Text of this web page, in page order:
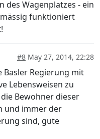
des Wagenplatzes - ein
funktioniert
#8 May 27, 2014, 22:28
Basler Regierung mit
Lebensweisen zu
Bewohner dieser
und immer der
sind, gute